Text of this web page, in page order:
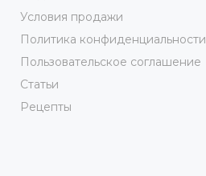
Условия продажи
Политика конфиденциальности
Пользовательское соглашение
Статьи
Рецепты